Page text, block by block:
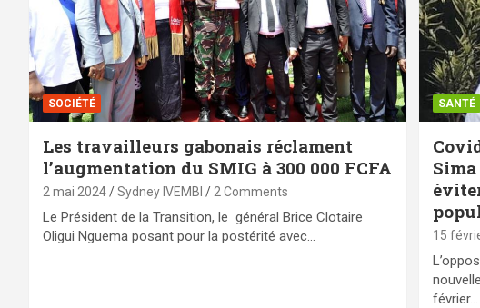
SOCIÉTÉ
Les travailleurs gabonais réclament
l’augmentation du SMIG à 300 000 FCFA
2 mai 2024 Sydney IVEMBI 2 Comments
Le Président de la Transition, le général Brice Clotaire
Oligui Nguema posant pour la postérité avec…
SANTÉ
15
février…